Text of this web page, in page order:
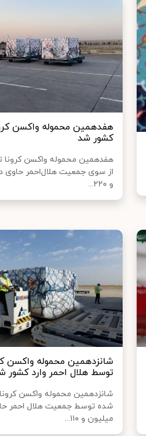
هفدهمین محموله واکسن
کشور شد
هفدهمین محموله واکسن کرونا
از سوی جمعیت هلال‌احمر حاوی
و ۲۲۰...
شانزدهمین محموله واکسن
توسط هلال احمر وارد کشور
شانزدهمین محموله واکسن
شده توسط جمعیت هلال احمر
میلیون و ۱۱۰...